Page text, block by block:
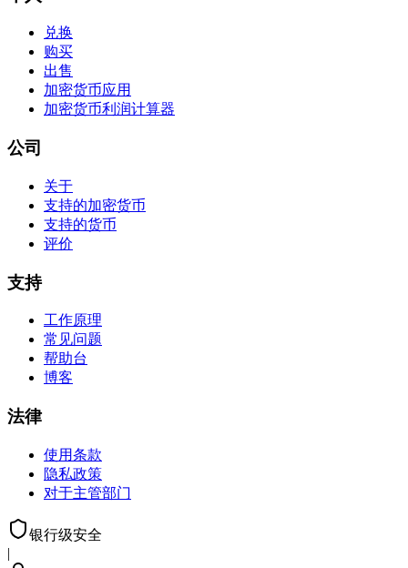
兑换
购买
出售
加密货币应用
加密货币利润计算器
公司
关于
支持的加密货币
支持的货币
评价
支持
工作原理
常见问题
帮助台
博客
法律
使用条款
隐私政策
对于主管部门
银行级安全
|